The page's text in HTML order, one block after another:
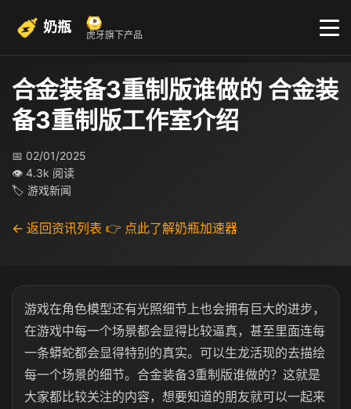
奶瓶 虎牙旗下产品
合金装备3重制版谁做的 合金装
备3重制版工作室介绍
📅 02/01/2025
👁 4.3k 阅读
🏷 游戏新闻
← 返回资讯列表 👉 点此了解奶瓶加速器
游戏在角色模型还有光照细节上也会拥有巨大的进步，
在游戏中每一个场景都会显得比较逼真，甚至里面连每
一条蟒蛇都会显得特别的真实。可以生龙活现的去描绘
每一个场景的细节。合金装备3重制版谁做的？这就是
大家都比较关注的内容，想要知道的朋友就可以一起来